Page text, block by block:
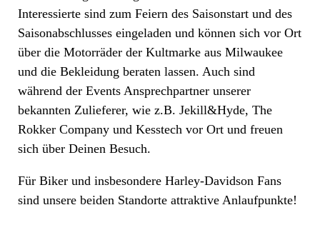
Interessierte sind zum Feiern des Saisonstart und des
Saisonabschlusses eingeladen und können sich vor Ort
über die Motorräder der Kultmarke aus Milwaukee
und die Bekleidung beraten lassen. Auch sind
während der Events Ansprechpartner unserer
bekannten Zulieferer, wie z.B. Jekill&Hyde, The
Rokker Company und Kesstech vor Ort und freuen
sich über Deinen Besuch.
Für Biker und insbesondere Harley-Davidson Fans
sind unsere beiden Standorte attraktive Anlaufpunkte!